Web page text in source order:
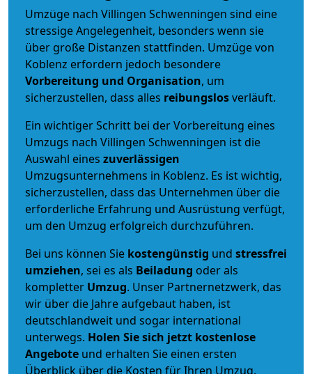
Umzüge nach Villingen Schwenningen sind eine
stressige Angelegenheit, besonders wenn sie
über große Distanzen stattfinden. Umzüge von
Koblenz erfordern jedoch besondere
Vorbereitung und Organisation, um
sicherzustellen, dass alles reibungslosverläuft.
Ein wichtiger Schritt bei der Vorbereitung eines
Umzugs nach Villingen Schwenningen ist die
Auswahl eines zuverlässigen
Umzugsunternehmens in Koblenz. Es ist wichtig,
sicherzustellen, dass das Unternehmen über die
erforderliche Erfahrung und Ausrüstung verfügt,
um den Umzug erfolgreich durchzuführen.
Bei uns können Sie kostengünstig und stressfrei
umziehen, sei es als Beiladung oder als
kompletter Umzug. Unser Partnernetzwerk, das
wir über die Jahre aufgebaut haben, ist
deutschlandweit und sogar international
unterwegs. Holen Sie sich jetzt kostenlose
Angebote und erhalten Sie einen ersten
Überblick über die Kosten für Ihren Umzug.